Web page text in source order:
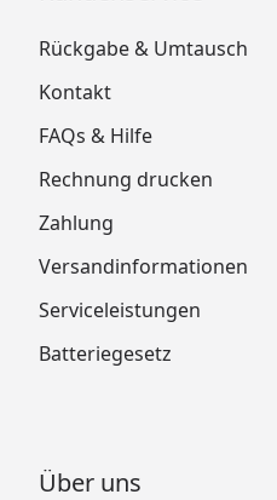
Rückgabe & Umtausch
Kontakt
FAQs & Hilfe
Rechnung drucken
Zahlung
Versandinformationen
Serviceleistungen
Batteriegesetz
Über uns